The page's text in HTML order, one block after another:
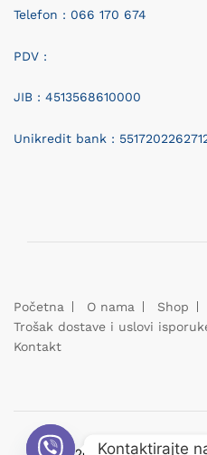
Telefon : 066 170 674
PDV :
JIB : 4513568610000
Unikredit bank :
Početna O nama
Shop
Trošak dostave i uslovi
Kontakt
Kontaktirajte